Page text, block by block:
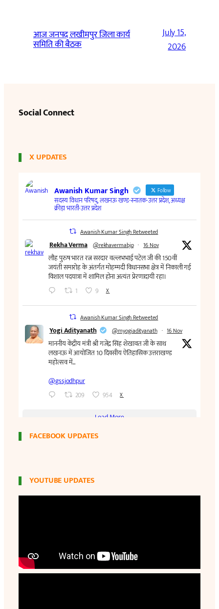
आज जनपद लखीमपुर जिला कार्य
समिति की बैठक
July 15,
2026
Social Connect
X UPDATES
FACEBOOK UPDATES
YOUTUBE UPDATES